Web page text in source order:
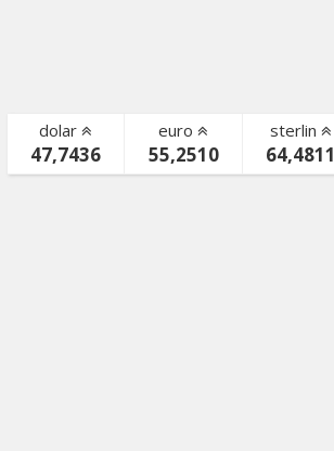
dolar
47,7436
euro
55,2510
sterlin
64,4811